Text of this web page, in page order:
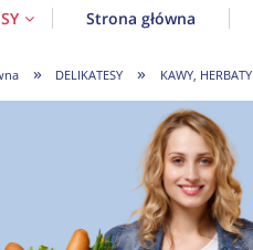
Strona główna
» DELIKATESY » KAWY, HERBATY